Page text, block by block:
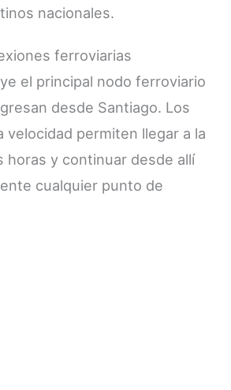
nacionales.
ferroviarias
el principal nodo ferroviario
desde Santiago. Los
velocidad permiten llegar a la
horas y continuar desde allí
cualquier punto de